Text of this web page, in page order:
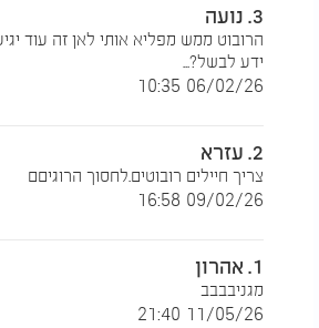
3. נועה
הרובוט ממש מפליא אותי לאן זה עוד
ידע לבשל?...
06/02/26 10:35
2. עזרא
צריך חיילים רובוטים.לחסוך הרוגיםם
09/02/26 16:58
1. אהרון
מגניבבבב
11/05/26 21:40